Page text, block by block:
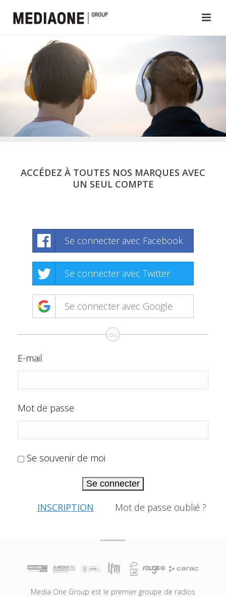
ACCÉDEZ À TOUTES NOS MARQUES AVEC
UN SEUL COMPTE
Se connecter avec Facebook
Se connecter avec Twitter
Se connecter avec Google
ou
E-mail
Mot de passe
Se souvenir de moi
Se connecter
INSCRIPTION Mot de passe oublié ?
Media One Group est le premier groupe de radios